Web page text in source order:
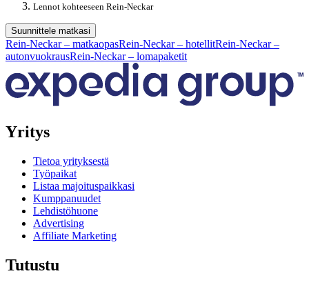
Lennot kohteeseen Rein-Neckar
Suunnittele matkasi
Rein-Neckar – matkaopasRein-Neckar – hotellitRein-Neckar –
autonvuokrausRein-Neckar – lomapaketit
Yritys
Tietoa yrityksestä
Työpaikat
Listaa majoituspaikkasi
Kumppanuudet
Lehdistöhuone
Advertising
Affiliate Marketing
Tutustu